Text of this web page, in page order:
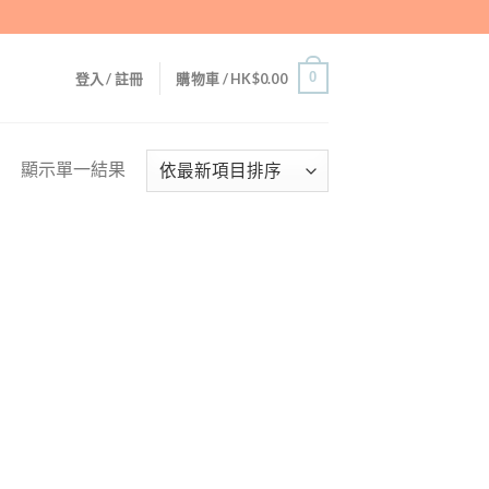
登入 / 註冊 購物車 /HK$0.00 0
顯示單一結果